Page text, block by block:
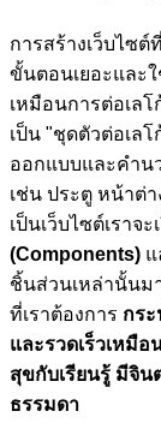
การสร้างเว็บไซ
ขั้นตอนเยอะและใ
เหมือนการต่อเลโ
เป็น "ชุดตัวต่อเลโ
ออกแบบและคำน
เช่น ประตู หน้าต่
เป็นเว็บไซต์เราจ
(Components)
ชิ้นส่วนเหล่านั้น
ที่เราต้องการ กร
และรวดเร็วเหมื
สุขกับเรียนรู้ มีจิ
ธรรมดา